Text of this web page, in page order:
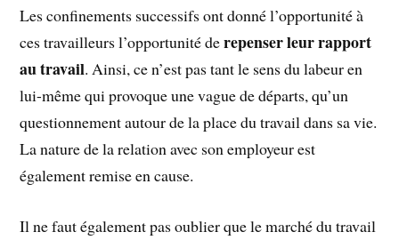
Les confinements successifs ont donné l’opportunité à
ces travailleurs l’opportunité derepenser leur rapport
au travail. Ainsi, ce n’est pas tant le sens du labeur en
lui-même qui provoque une vague de départs, qu’un
questionnement autour de la place du travail dans sa vie.
La nature de la relation avec son employeur est
également remise en cause.
Il ne faut également pas oublier que le marché du travail